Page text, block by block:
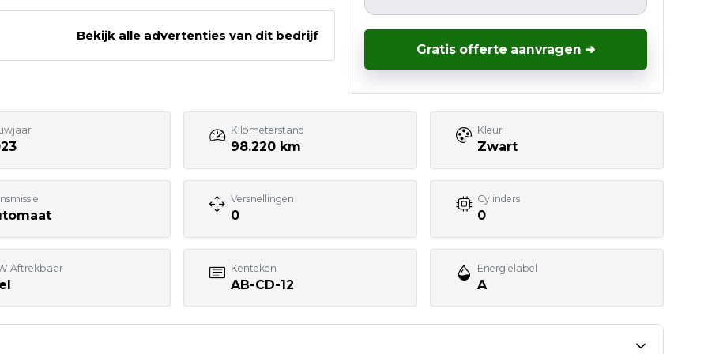
Bezoek website adverteerder
Bekijk alle advertenties van dit bedrijf
Gratis offerte aanvragen ➜
Kilometerstand
98.220 km
Kleur
Zwart
Versnellingen
0
Cylinders
0
Aftrekbaar Kenteken
AB-CD-12
Energielabel
A